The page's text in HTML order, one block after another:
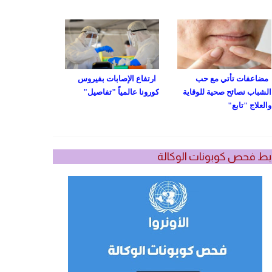
ارتفاع الإصابات بفيروس
كورونا عالمياً "تفاصيل"
مضاعفات تأتي مع حب
الشباب نصائح صحية للوقاية
والعلاج "تابع"
فحص كوبونات الوكالة